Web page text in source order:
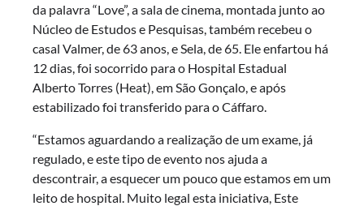
da palavra “Love”, a sala de cinema, montada junto ao
Núcleo de Estudos e Pesquisas, também recebeu o
casal Valmer, de 63 anos, e Sela, de 65. Ele enfartou há
12 dias, foi socorrido para o Hospital Estadual
Alberto Torres (Heat), em São Gonçalo, e após
estabilizado foi transferido para o Cáffaro.
“Estamos aguardando a realização de um exame, já
regulado, e este tipo de evento nos ajuda a
descontrair, a esquecer um pouco que estamos em um
leito de hospital. Muito legal esta iniciativa, Este